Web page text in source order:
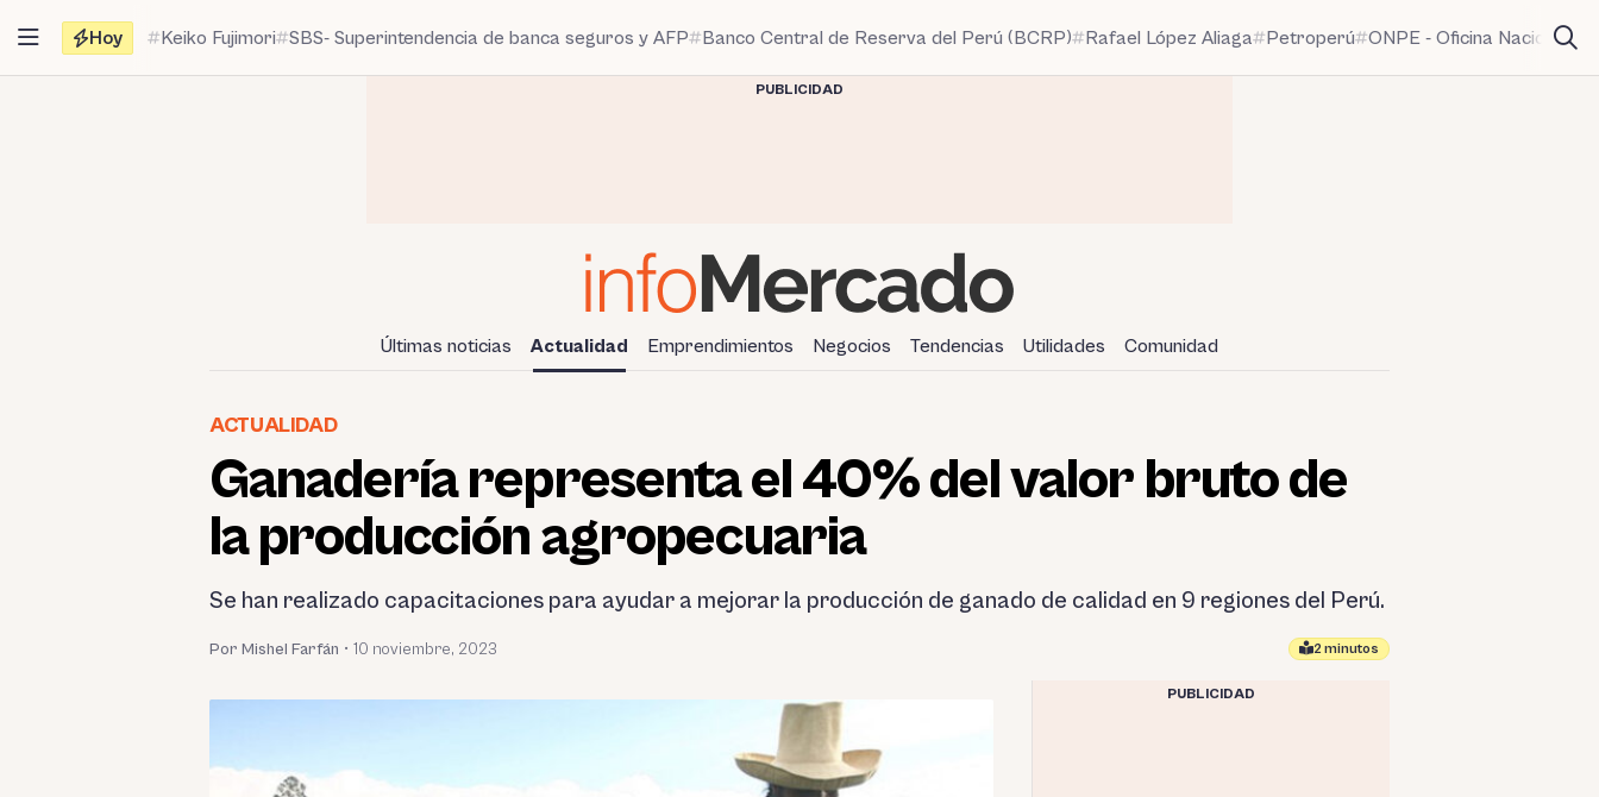
contenido
Hoy Keiko Fujimori SBS- Superintendencia de banca seguros y AFP Banco Central de Reserva del Perú (BCRP) Rafael López Aliaga Petroperú ONPE - Oficina Nacional
PUBLICIDAD
Últimas noticias Actualidad Emprendimientos Negocios Tendencias Utilidades Comunidad
ACTUALIDAD
Ganadería representa el 40% del valor bruto de
la producción agropecuaria
Se han realizado capacitaciones para ayudar a mejorar la producción de ganado de calidad en 9 regiones del Perú.
Por Mishel Farfán • 10 noviembre, 2023 2 minutos
PUBLICIDAD